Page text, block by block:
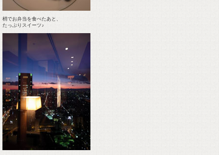
梢でお弁当を食べたあと、
たっぷりスイーツ♪